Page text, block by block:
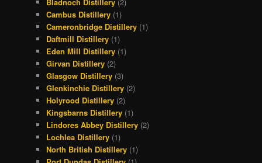
Cambus Distillery (1)
Cameronbridge Distillery (1)
Daftmill Distillery (1)
Eden Mill Distillery (1)
Girvan Distillery (2)
Glasgow Distillery (3)
Glenkinchie Distillery (2)
Holyrood Distillery (2)
Kingsbarns Distillery (1)
Lindores Abbey Distillery (2)
Lochlea Distillery (1)
North British Distillery (1)